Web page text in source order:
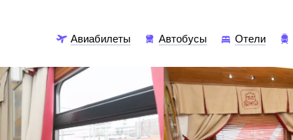
Авиабилеты Автобусы Отели